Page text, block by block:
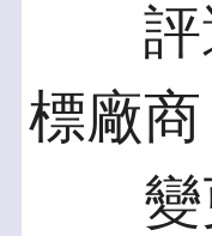
評選
標廠商
變更